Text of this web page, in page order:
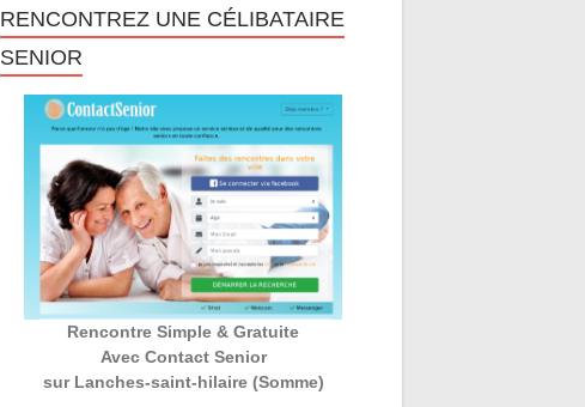
RENCONTREZ UNE CÉLIBATAIRE
SENIOR
Rencontre Simple & Gratuite
Avec Contact Senior
sur Lanches-saint-hilaire (Somme)